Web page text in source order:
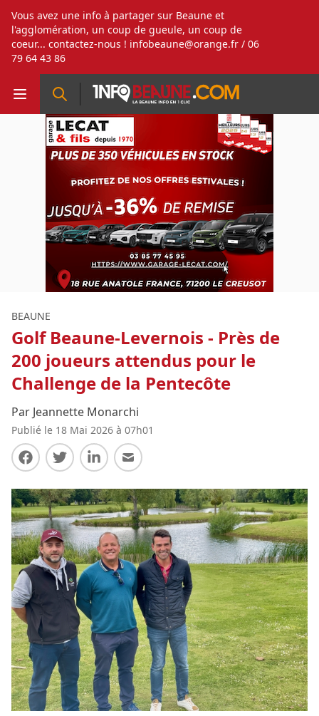
Vous avez une info à partager sur Beaune et
l'agglomération, un coup de gueule, un coup de
coeur... contactez-nous ! infobeaune@orange.fr / 06
79 64 43 86
BEAUNE
Golf Beaune-Levernois - Près de
200 joueurs attendus pour le
Challenge de la Pentecôte
Par Jeannette Monarchi
Publié le 18 Mai 2026 à 07h01
Partager sur Facebook
Partager sur Twitter
Partager sur LinkedIn
Partager par E-mail